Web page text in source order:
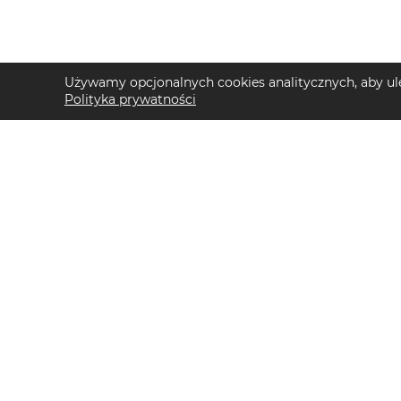
Używamy opcjonalnych cookies analitycznych, aby
Polityka prywatności